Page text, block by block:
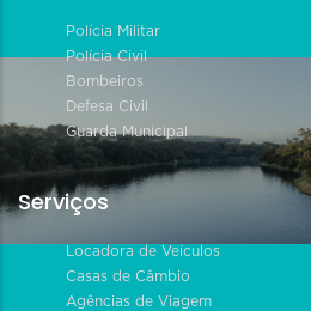
Polícia Militar
Polícia Civil
Bombeiros
Defesa Civil
Guarda Municipal
Serviços
Locadora de Veículos
Casas de Câmbio
Agências de Viagem